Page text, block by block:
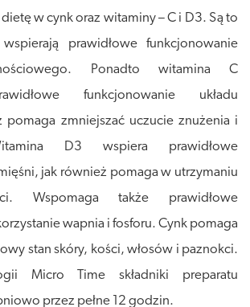
w cynk oraz witaminy – C i D3. Są to
prawidłowe funkcjonowanie
Ponadto witamina C
funkcjonowanie układu
pomaga zmniejszać uczucie znużenia i
D3 wspiera prawidłowe
jak również pomaga w utrzymaniu
Wspomaga także prawidłowe
wapnia i fosforu. Cynk pomaga
stan skóry, kości, włosów i paznokci.
Micro Time składniki preparatu
przez pełne 12 godzin.